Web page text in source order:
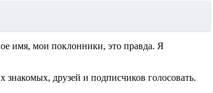
имя, мои поклонники, это правда. Я
знакомых, друзей и подписчиков голосовать.